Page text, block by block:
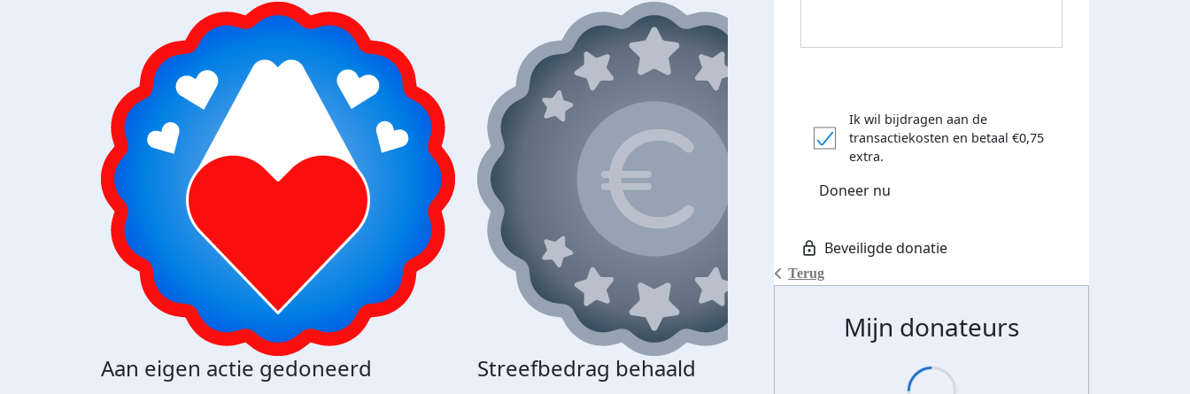
Aan eigen actie gedoneerd Streefbedrag behaald Streefbedrag verhoogd
Terug
Ik wil bijdragen aan de
transactiekosten en betaal €0,75
extra.
Doneer nu
Mijn donateurs